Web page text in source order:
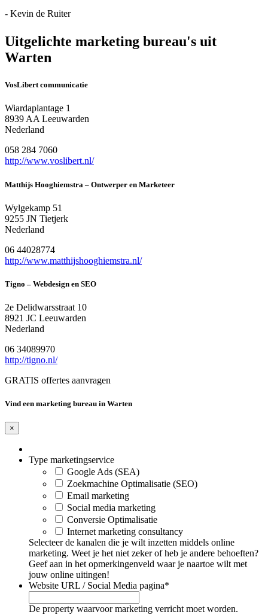
- Kevin de Ruiter
Uitgelichte marketing bureau's uit
Warten
VosLibert communicatie
Wiardaplantage 1
8939 AA Leeuwarden
Nederland
058 284 7060
http://www.voslibert.nl/
Matthijs Hooghiemstra – Ontwerper en Marketeer
Wylgekamp 51
9255 JN Tietjerk
Nederland
06 44028774
http://www.matthijshooghiemstra.nl/
Tigno – Webdesign en SEO
2e Delidwarsstraat 10
8921 JC Leeuwarden
Nederland
06 34089970
http://tigno.nl/
GRATIS offertes aanvragen
Vind een marketing bureau in Warten
×
Type marketingservice
Google Ads (SEA)
Zoekmachine Optimalisatie (SEO)
Email marketing
Social media marketing
Conversie Optimalisatie
Internet marketing consultancy
Selecteer de kanalen die je wilt inzetten middels online
marketing. Weet je het niet zeker of heb je andere behoeften?
Geef aan in het opmerkingenveld waar je naartoe wilt met
jouw online uitingen!
Website URL / Social Media pagina*
De property waarvoor marketing verricht moet worden.